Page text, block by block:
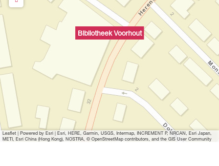
Bibliotheek Voorhout
Leaflet | Powered by Esri | Esri, HERE, Garmin, USGS, Intermap, INCREMENT P, NRCAN, Esri Japan,
METI, Esri China (Hong Kong), NOSTRA, © OpenStreetMap contributors, and the GIS User Community